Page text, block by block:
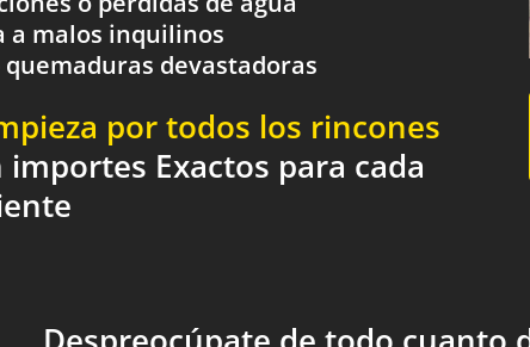
a malos inquilinos
devastadoras
por todos los rincones
Exactos para cada